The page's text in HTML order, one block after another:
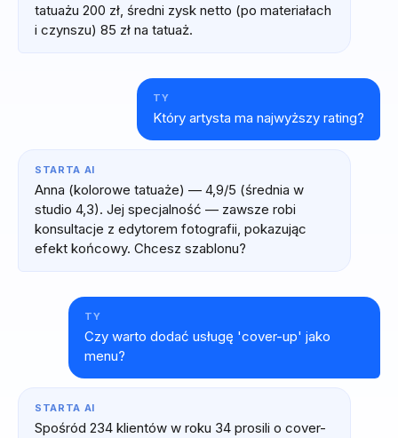
tatuażu 200 zł, średni zysk netto (po materiałach
i czynszu) 85 zł na tatuaż.
TY
Który artysta ma najwyższy rating?
STARTA AI
Anna (kolorowe tatuaże) — 4,9/5 (średnia w
studio 4,3). Jej specjalność — zawsze robi
konsultacje z edytorem fotografii, pokazując
efekt końcowy. Chcesz szablonu?
TY
Czy warto dodać usługę 'cover-up' jako
menu?
STARTA AI
Spośród 234 klientów w roku 34 prosili o cover-